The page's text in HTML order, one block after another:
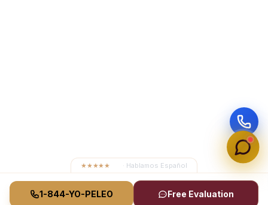
★★★★★ · Hablamos Español
1-844-YO-PELEO Free Evaluation